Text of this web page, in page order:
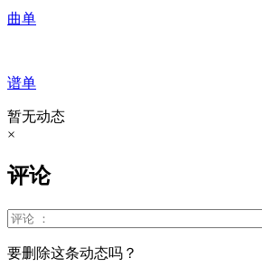
曲单
谱单
暂无动态
×
评论
要删除这条动态吗？